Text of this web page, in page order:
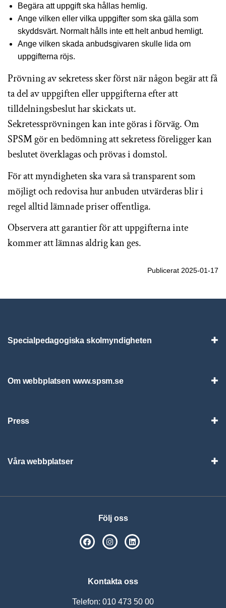
Begära att uppgift ska hållas hemlig.
Ange vilken eller vilka uppgifter som ska gälla som
skyddsvärt. Normalt hålls inte ett helt anbud hemligt.
Ange vilken skada anbudsgivaren skulle lida om
uppgifterna röjs.
Prövning av sekretess sker först när någon begär att få
ta del av uppgiften eller uppgifterna efter att
tilldelningsbeslut har skickats ut.
Sekretessprövningen kan inte göras i förväg. Om
SPSM gör en bedömning att sekretess föreligger kan
beslutet överklagas och prövas i domstol.
För att myndigheten ska vara så transparent som
möjligt och redovisa hur anbuden utvärderas blir i
regel alltid lämnade priser offentliga.
Observera att garantier för att uppgifterna inte
kommer att lämnas aldrig kan ges.
Publicerat 2025-01-17
Specialpedagogiska skolmyndigheten
Om webbplatsen www.spsm.se
Press
Våra webbplatser
Följ oss
SPSM på Facebook
SPSM på Instagram
Kontakta oss
Telefon: 010 473 50 00